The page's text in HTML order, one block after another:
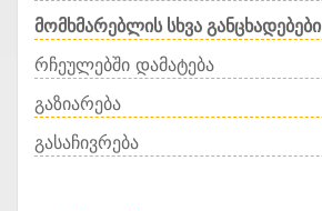
მომხმარებლის სხვა განცხადებები
რჩეულებში დამატება
გაზიარება
გასაჩივრება